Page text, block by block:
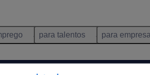
para talentos para
o dia da criança com uma história para todas